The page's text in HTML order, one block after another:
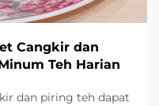
Cangkir dan
Teh Harian
dan piring teh dapat